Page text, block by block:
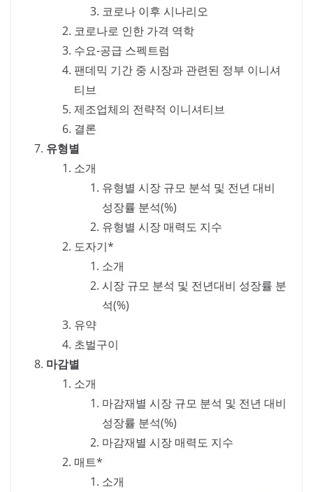
코로나 이후 시나리오
코로나로 인한 가격 역학
수요-공급 스펙트럼
팬데믹 기간 중 시장과 관련된 정부 이니셔
티브
제조업체의 전략적 이니셔티브
결론
유형별
소개
유형별 시장 규모 분석 및 전년 대비
성장률 분석(%)
유형별 시장 매력도 지수
도자기*
소개
시장 규모 분석 및 전년대비 성장률 분
석(%)
유약
초벌구이
마감별
소개
마감재별 시장 규모 분석 및 전년 대비
성장률 분석(%)
마감재별 시장 매력도 지수
매트*
소개